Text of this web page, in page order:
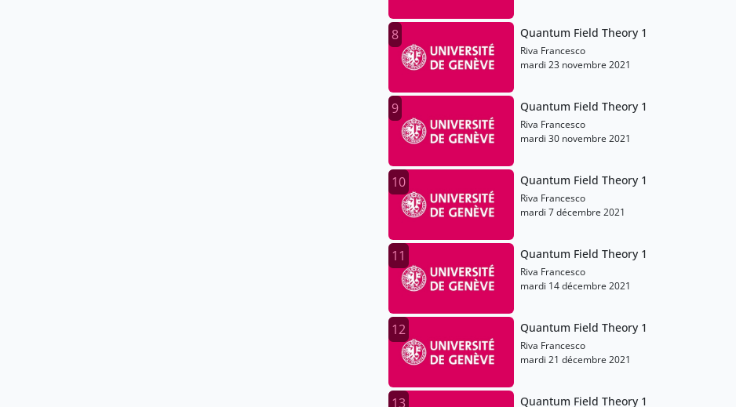
8 Quantum Field Theory 1
Riva Francesco
mardi 23 novembre 2021
9 Quantum Field Theory 1
Riva Francesco
mardi 30 novembre 2021
10 Quantum Field Theory 1
Riva Francesco
mardi 7 décembre 2021
11 Quantum Field Theory 1
Riva Francesco
mardi 14 décembre 2021
12 Quantum Field Theory 1
Riva Francesco
mardi 21 décembre 2021
13 Quantum Field Theory 1